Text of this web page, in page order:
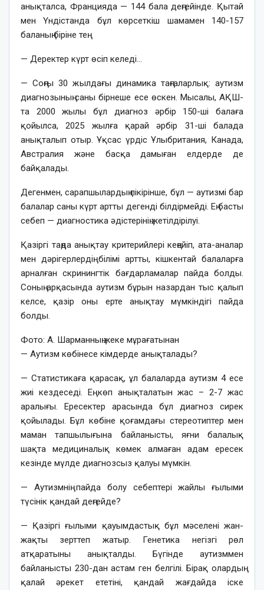
анықталса, Францияда — 144 бала деңгейінде. Қытай
мен Үндістанда бұл көрсеткіш шамамен 140-157
баланың біріне тең.
— Деректер күрт өсіп келеді…
— Соңғы 30 жылдағы динамика таңғаларлық: аутизм
диагнозының саны бірнеше есе өскен. Мысалы, АҚШ-
та 2000 жылы бұл диагноз әрбір 150-ші балаға
қойылса, 2025 жылға қарай әрбір 31-ші балада
анықталып отыр. Ұқсас үрдіс Ұлыбритания, Канада,
Австралия және басқа дамыған елдерде де
байқалады.
Дегенмен, сарапшылардың пікірінше, бұл — аутизмі бар
балалар саны күрт артты дегенді білдірмейді. Ең басты
себеп — диагностика әдістерінің жетілдірілуі.
Қазіргі таңда анықтау критерийлері кеңейіп, ата-аналар
мен дәрігерлердің білімі артты, кішкентай балаларға
арналған скринингтік бағдарламалар пайда болды.
Соның арқасында аутизм бұрын назардан тыс қалып
келсе, қазір оны ерте анықтау мүмкіндігі пайда
болды.
Фото: А. Шарманның жеке мұрағатынан
— Аутизм көбінесе кімдерде анықталады?
— Статистикаға қарасақ, ұл балаларда аутизм 4 есе
жиі кездеседі. Ең көп анықталатын жас – 2-7 жас
аралығы. Ересектер арасында бұл диагноз сирек
қойылады. Бұл көбіне қоғамдағы стереотиптер мен
маман тапшылығына байланысты, яғни балалық
шақта медициналық көмек алмаған адам ересек
кезінде мүлде диагнозсыз қалуы мүмкін.
— Аутизмнің пайда болу себептері жайлы ғылыми
түсінік қандай деңгейде?
— Қазіргі ғылыми қауымдастық бұл мәселені жан-
жақты зерттеп жатыр. Генетика негізгі рөл
атқаратыны анықталды. Бүгінде аутизммен
байланысты 230-дан астам ген белгілі. Бірақ олардың
қалай әрекет ететіні, қандай жағдайда іске